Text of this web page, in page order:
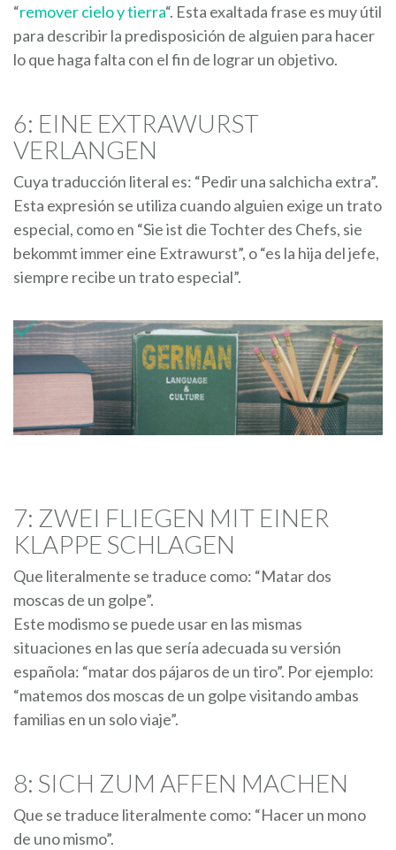
“remover cielo y tierra“. Esta exaltada frase es muy útil
para describir la predisposición de alguien para hacer
lo que haga falta con el fin de lograr un objetivo.
6: EINE EXTRAWURST
VERLANGEN
Cuya traducción literal es: “Pedir una salchicha extra”.
Esta expresión se utiliza cuando alguien exige un trato
especial, como en “Sie ist die Tochter des Chefs, sie
bekommt immer eine Extrawurst”, o “es la hija del jefe,
siempre recibe un trato especial”.
7: ZWEI FLIEGEN MIT EINER
KLAPPE SCHLAGEN
Que literalmente se traduce como: “Matar dos
moscas de un golpe”.
Este modismo se puede usar en las mismas
situaciones en las que sería adecuada su versión
española: “matar dos pájaros de un tiro”. Por ejemplo:
“matemos dos moscas de un golpe visitando ambas
familias en un solo viaje”.
8: SICH ZUM AFFEN MACHEN
Que se traduce literalmente como: “Hacer un mono
de uno mismo”.